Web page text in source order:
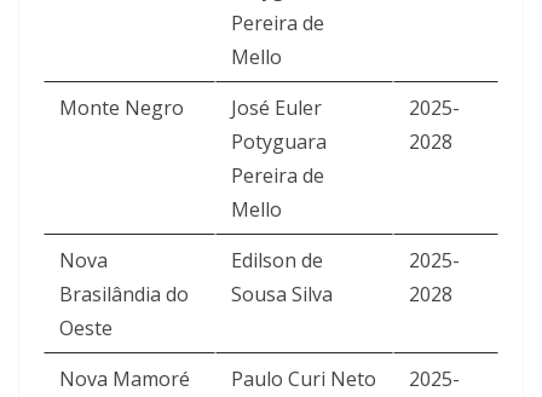
Pereira de
Mello
Monte Negro
José Euler
Potyguara
Pereira de
Mello
2025-
2028
Nova
Brasilândia do
Oeste
Edilson de
Sousa Silva
2025-
2028
Nova Mamoré Paulo Curi Neto
2025-